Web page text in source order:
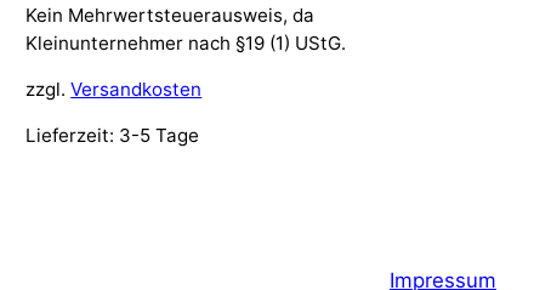
Kein Mehrwertsteuerausweis, da
Kleinunternehmer nach §19 (1) UStG.
zzgl.Versandkosten
Lieferzeit: 3-5 Tage
Impressum